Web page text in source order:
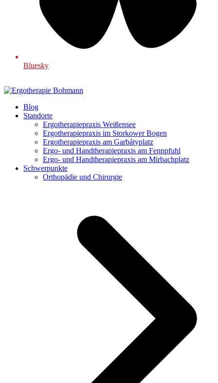
Bluesky
Blog
Standorte
Ergotherapiepraxis Weißensee
Ergotherapiepraxis im Storkower Bogen
Ergotherapiepraxis am Garbátyplatz
Ergo- und Handtherapiepraxis am Fennpfuhl
Ergo- und Handtherapiepraxis am Mirbachplatz
Schwerpunkte
Orthopädie und Chirurgie